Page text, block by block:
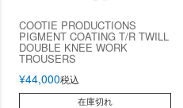
COOTIE PRODUCTIONS
PIGMENT COATING T/R TWILL
DOUBLE KNEE WORK
TROUSERS
¥44,000税込
在庫切れ